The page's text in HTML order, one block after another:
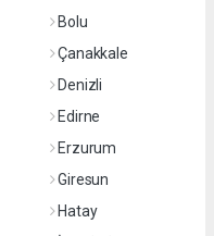
Bolu
Çanakkale
Denizli
Edirne
Erzurum
Giresun
Hatay